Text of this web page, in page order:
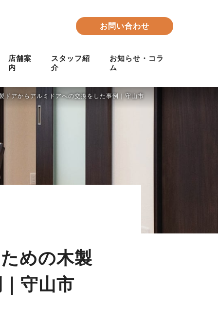
お問い合わせ
店舗案
内
スタッフ紹
介
お知らせ・コラ
ム
ドアからアルミドアへの交換をした事例｜守山市
めの木製
守山市